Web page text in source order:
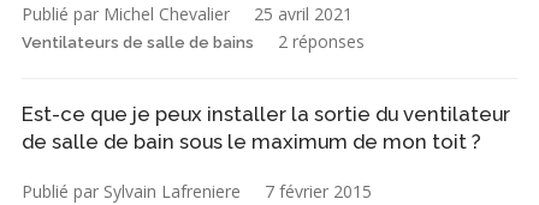
Publié par Michel Chevalier 25 avril 2021
Ventilateurs de salle de bains 2 réponses
Est-ce que je peux installer la sortie du ventilateur
de salle de bain sous le maximum de mon toit ?
Publié par Sylvain Lafreniere 7 février 2015